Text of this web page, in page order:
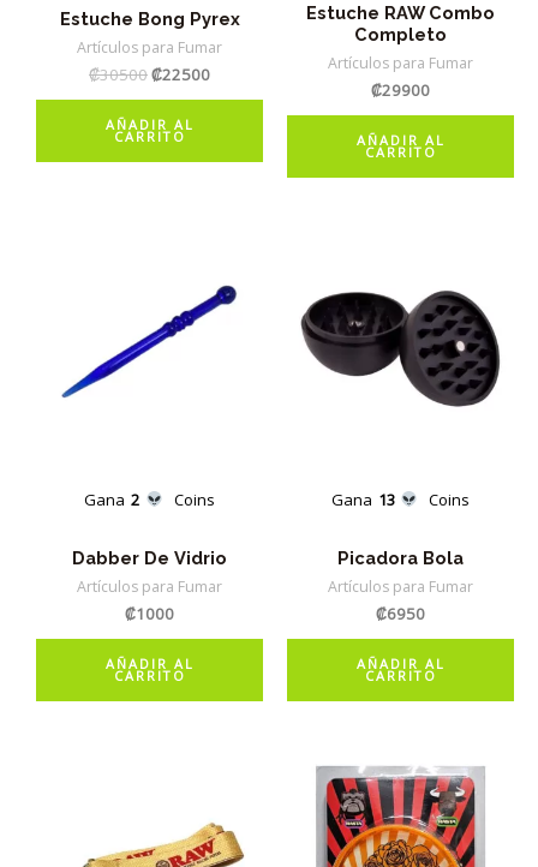
Estuche Bong Pyrex
Artículos para Fumar
₡30500El
original
era:
₡22500El
AÑADIR AL
CARRITO
Estuche RAW Combo
Completo
Artículos para Fumar
₡29900
AÑADIR AL
CARRITO
Gana 2 Coins
Dabber De Vidrio
Artículos para Fumar
₡1000
AÑADIR AL
CARRITO
Gana 13 Coins
Picadora Bola
Artículos para Fumar
₡6950
AÑADIR AL
CARRITO